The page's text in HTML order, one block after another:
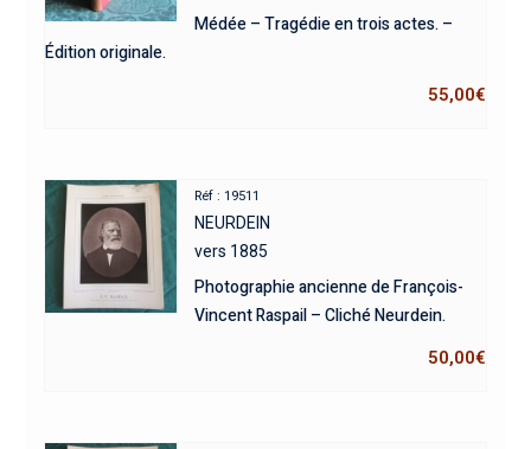
Médée – Tragédie en trois actes. –
Édition originale.
55,00€
Réf : 19511
NEURDEIN
vers 1885
Photographie ancienne de François-
Vincent Raspail – Cliché Neurdein.
50,00€